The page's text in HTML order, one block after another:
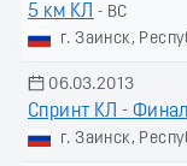
5 км КЛ
- ВС
г. Заинск,
06.03.2013
Спринт КЛ - Финал
г. Заинск,